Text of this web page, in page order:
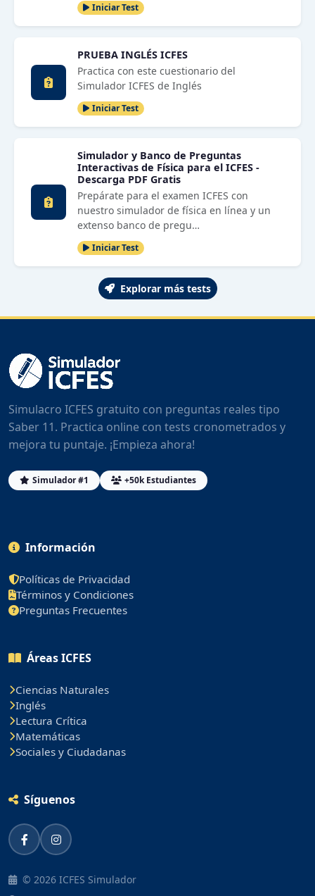
Iniciar Test
PRUEBA INGLÉS ICFES
Practica con este cuestionario del
Simulador ICFES de Inglés
Iniciar Test
Simulador y Banco de Preguntas
Interactivas de Física para el ICFES -
Descarga PDF Gratis
Prepárate para el examen ICFES con
nuestro simulador de física en línea y un
extenso banco de pregu…
Iniciar Test
Explorar más tests
Simulacro ICFES gratuito con preguntas reales tipo
Saber 11. Practica online con tests cronometrados y
mejora tu puntaje. ¡Empieza ahora!
Simulador #1 +50k Estudiantes
Información
Políticas de Privacidad
Términos y Condiciones
Preguntas Frecuentes
Áreas ICFES
Ciencias Naturales
Inglés
Lectura Crítica
Matemáticas
Sociales y Ciudadanas
Síguenos
© 2026 ICFES Simulador